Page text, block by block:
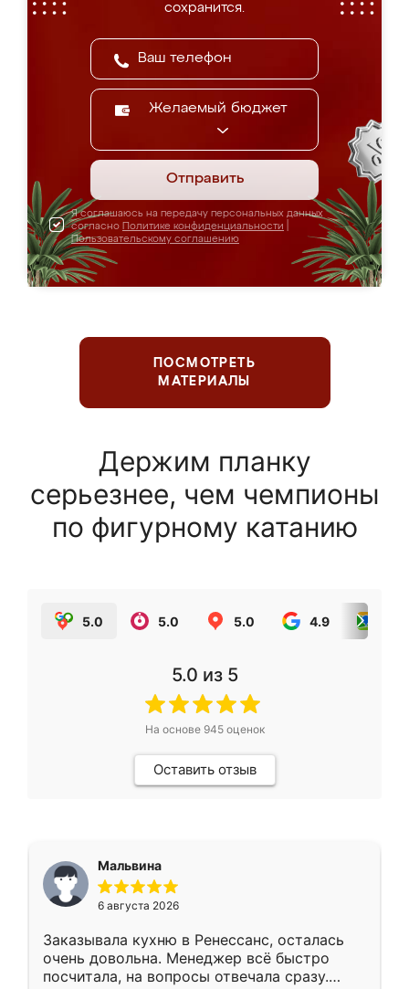
сохранится.
Желаемый бюджет
Отправить
Я соглашаюсь на передачу персональных данных
согласно Политике конфиденциальности
Пользовательскому соглашению
ПОСМОТРЕТЬ
МАТЕРИАЛЫ
Держим планку
серьезнее, чем чемпионы
по фигурному катанию
5.0 5.0 5.0 4.9
5.0 из 5
На основе 945оценок
Оставить отзыв
Мальвина
6 августа 2026
Заказывала кухню в Ренессанс, осталась
очень довольна. Менеджер всё быстро
посчитала, на вопросы отвечала сразу.